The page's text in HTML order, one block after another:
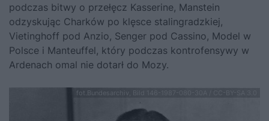
podczas bitwy o przełęcz Kasserine, Manstein
odzyskując Charków po klęsce stalingradzkiej,
Vietinghoff pod Anzio, Senger pod Cassino, Model w
Polsce i Manteuffel, który podczas kontrofensywy w
Ardenach omal nie dotarł do Mozy.
fot.Bundesarchiv, Bild 146-1987-080-30A / CC-BY-SA 3.0